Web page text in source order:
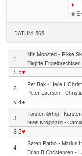
♦
♣
DATUM: 565
1 Nils Mønsted- Rikke
Birgitte Engelbrechtsen
S 5♥
2
Per Bak- Helle L
Peter Laursen-
V 4♠
3
Torsten Ørhøj-
Niels Krøjgaard-
S 5♥
4
Søren Parbo- Marius
Brian B Christensen-